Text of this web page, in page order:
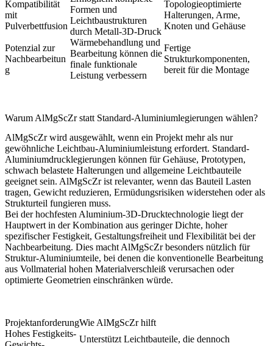
Kompatibilität
mit
Pulverbettfusion
Formen und
Leichtbaustrukturen
durch Metall-3D-Druck
Topologieoptimierte
Halterungen, Arme,
Knoten und Gehäuse
Potenzial zur
Nachbearbeitun
g
Wärmebehandlung und
Bearbeitung können die
finale funktionale
Leistung verbessern
Fertige
Strukturkomponenten,
bereit für die Montage
Warum AlMgScZr statt Standard-Aluminiumlegierungen wählen?
AlMgScZr wird ausgewählt, wenn ein Projekt mehr als nur
gewöhnliche Leichtbau-Aluminiumleistung erfordert. Standard-
Aluminiumdrucklegierungen können für Gehäuse, Prototypen,
schwach belastete Halterungen und allgemeine Leichtbauteile
geeignet sein. AlMgScZr ist relevanter, wenn das Bauteil Lasten
tragen, Gewicht reduzieren, Ermüdungsrisiken widerstehen oder als
Strukturteil fungieren muss.
Bei der hochfesten Aluminium-3D-Drucktechnologie liegt der
Hauptwert in der Kombination aus geringer Dichte, hoher
spezifischer Festigkeit, Gestaltungsfreiheit und Flexibilität bei der
Nachbearbeitung. Dies macht AlMgScZr besonders nützlich für
Struktur-Aluminiumteile, bei denen die konventionelle Bearbeitung
aus Vollmaterial hohen Materialverschleiß verursachen oder
optimierte Geometrien einschränken würde.
ProjektanforderungWie AlMgScZr hilft
Hohes Festigkeits-
Unterstützt Leichtbauteile, die dennoch